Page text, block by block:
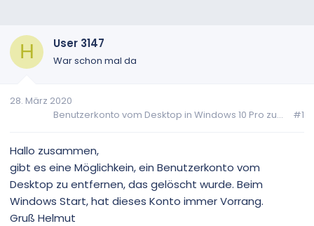
H User 3147
War schon mal da
28. März 2020
Benutzerkonto vom Desktop in Windows 10 Pro zu...
#1
Hallo zusammen,
gibt es eine Möglichkein, ein Benutzerkonto vom
Desktop zu entfernen, das gelöscht wurde. Beim
Windows Start, hat dieses Konto immer Vorrang.
Gruß Helmut